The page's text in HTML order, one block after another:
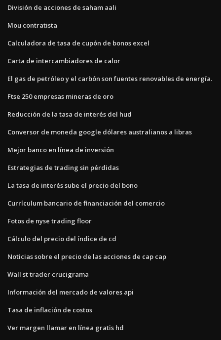
División de acciones de saham aali
Mou contratista
Calculadora de tasa de cupón de bonos excel
Carta de intercambiadores de calor
El gas de petróleo y el carbón son fuentes renovables de energía.
Ftse 250 empresas mineras de oro
Reducción de la tasa de interés del hud
Conversor de moneda google dólares australianos a libras
Mejor banco en línea de inversión
Estrategias de trading sin pérdidas
La tasa de interés sube el precio del bono
Currículum bancario de financiación del comercio
Fotos de nyse trading floor
Cálculo del precio del índice de cd
Noticias sobre el precio de las acciones de cap cap
Wall st trader crucigrama
Información del mercado de valores api
Tasa de inflación de costos
Ver margen llamar en línea gratis hd